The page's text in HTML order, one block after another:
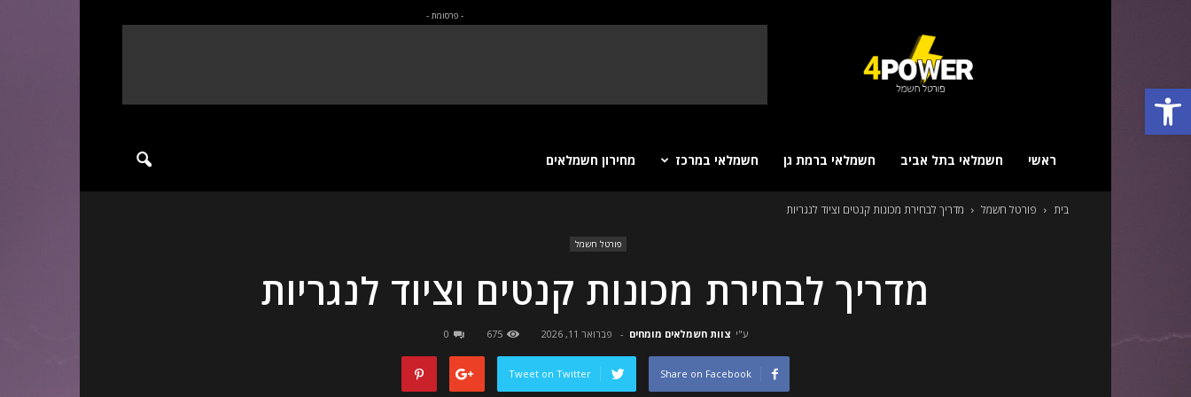
פתח סרגל נגישות
החשמלאים!
- פרסומת -
ראשי חשמלאי בתל אביב חשמלאי ברמת גן חשמלאי במרכז מחירון חשמלאים
בית פורטל חשמל מדריך לבחירת מכונות קנטים וציוד לנגריות
פורטל חשמל
מדריך לבחירת מכונות קנטים וציוד לנגריות
ע"י צוות חשמלאים מומחים - פברואר 11, 2026 675
0
Share on Facebook
Tweet on Twitter